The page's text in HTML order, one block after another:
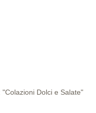
Dolci e Salate"